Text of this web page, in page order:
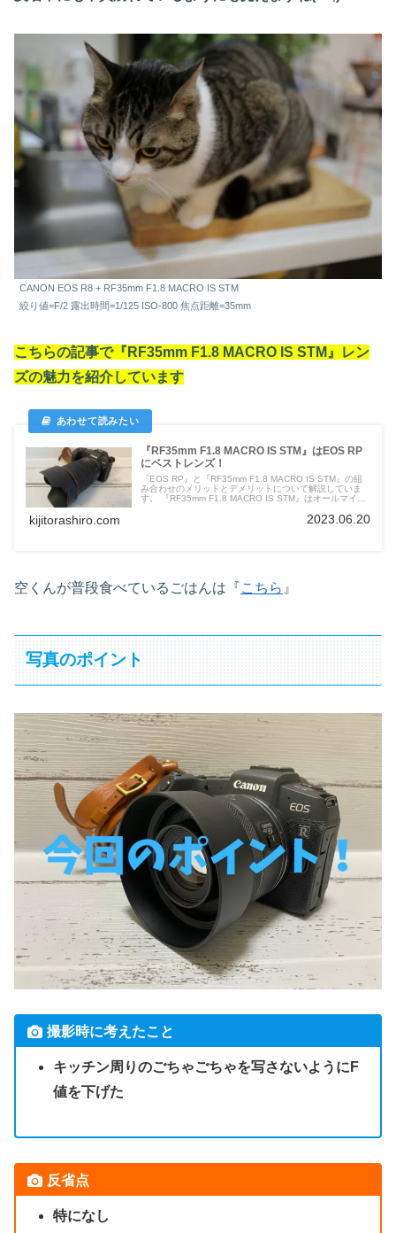
CANON EOS R8 + RF35mm F1.8 MACRO IS STM
絞り値=F/2 露出時間=1/125 ISO-800 焦点距離=35mm
こちらの記事で『RF35mm F1.8 MACRO IS STM』レン
ズの魅力を紹介しています
『RF35mm F1.8 MACRO IS STM』はEOS RP
にベストレンズ！
『EOS RP』と『RF35mm F1.8 MACRO IS STM』の組
み合わせのメリットとデメリットについて解説していま
す。 『RF35mm F1.8 MACRO IS STM』はオールマイテ
kijitorashiro.com 2023.06.20
空くんが普段食べているごはんは『こちら 』
写真のポイント
撮影時に考えたこと
キッチン周りのごちゃごちゃを写さないようにF
値を下げた
反省点
特になし